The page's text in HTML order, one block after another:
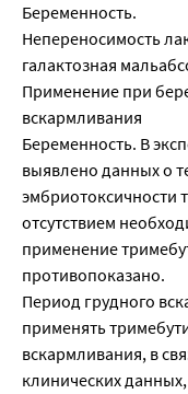
Беременность.
Непереносимость
галактозная
Применение при
вскармливания
Беременность. В
выявлено данных о
эмбриотоксичности
отсутствием
применение
противопоказано.
Период грудного
применять
вскармливания, в
клинических